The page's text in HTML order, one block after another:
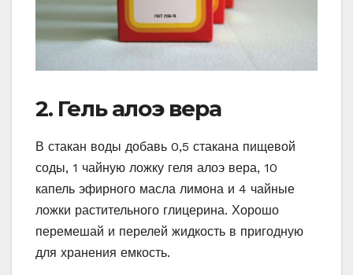
2. Гель алоэ вера
В стакан воды добавь 0,5 стакана пищевой
соды, 1 чайную ложку геля алоэ вера, 10
капель эфирного масла лимона и 4 чайные
ложки растительного глицерина. Хорошо
перемешай и перелей жидкость в пригодную
для хранения емкость.